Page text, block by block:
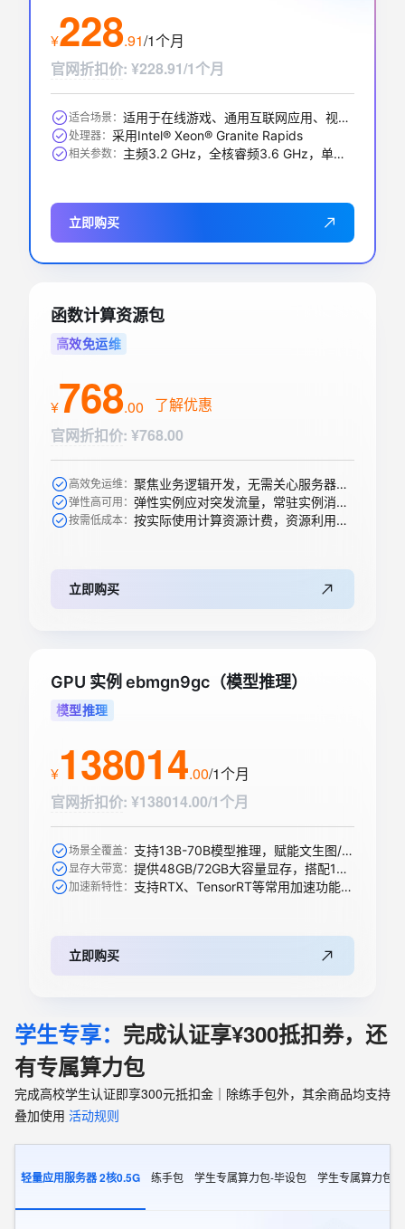
¥228.91/1个月
官网折扣价: ¥228.91/1个月
适合场景： 适用于在线游戏、通用互联网应用、视频编解码、数据库应用、搜索推荐等
处理器： 采用Intel® Xeon® Granite Rapids
相关参数： 主频3.2 GHz，全核睿频3.6 GHz，单核最大睿频3.9GHz
立即购买
函数计算资源包
高效免运维
¥768.00
了解优惠
官网折扣价: ¥768.00
高效免运维： 聚焦业务逻辑开发，无需关心服务器购买等运维操作
弹性高可用： 弹性实例应对突发流量，常驻实例消除冷启动
按需低成本： 按实际使用计算资源计费，资源利用率高
立即购买
GPU 实例 ebmgn9gc（模型推理）
模型推理
¥138014.00/1个月
官网折扣价: ¥138014.00/1个月
场景全覆盖： 支持13B-70B模型推理，赋能文生图/视频、搜索推荐等AI模型
显存大带宽： 提供48GB/72GB大容量显存，搭配1344 GB/s带宽轻松承载大模型
加速新特性： 支持RTX、TensorRT等常用加速功能，全新升级支持下一代精度
立即购买
学生专享： 完成认证享¥300抵扣券，还
有专属算力包
完成高校学生认证即享300元抵扣金｜除练手包外，其余商品均支持
叠加使用 活动规则
轻量应用服务器 2核0.5G 练手包 学生专属算力包-毕设包 学生专属算力包-